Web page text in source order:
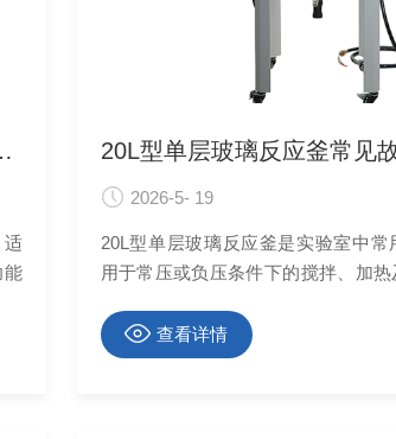
过程稳定可控的前提
适
能
2026-5- 19
20L型单层玻璃反应釜是实验室中
用于常压或负压条件下的搅拌、加
当出现多种问题，需及时识别并采取
查看详情